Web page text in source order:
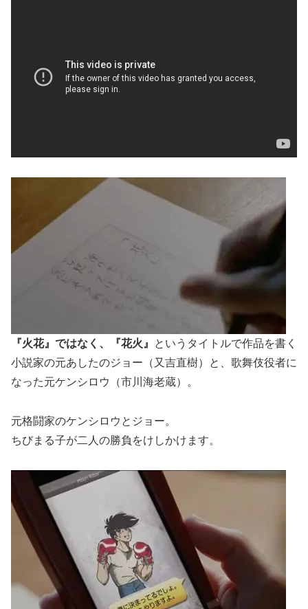
『火花』ではなく、『花火』
というタイトルで作品を書く
小説家の元あしたのジョー（又吉直樹）と、歌舞伎役者に
なった元ケンシロウ（市川海老蔵）。
元格闘家のケンシロウとジョー。
ちびまる子が二人の勝負をけしかけます。